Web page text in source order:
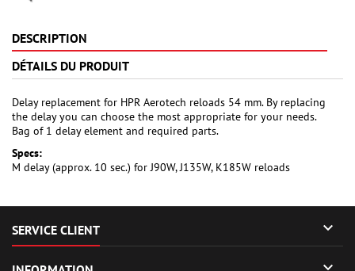
DESCRIPTION
DÉTAILS DU PRODUIT
Delay replacement for HPR Aerotech reloads 54 mm. By replacing
the delay you can choose the most appropriate for your needs.
Bag of 1 delay element and required parts.
Specs:
M delay (approx. 10 sec.) for J90W, J135W, K185W reloads
SERVICE CLIENT 